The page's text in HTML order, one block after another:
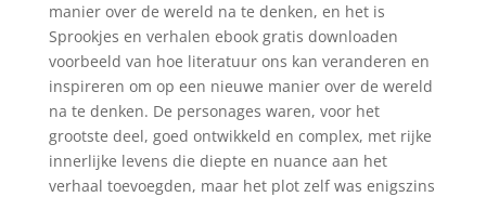
manier over de wereld na te denken, en het is
Sprookjes en verhalen ebook gratis downloaden
voorbeeld van hoe literatuur ons kan veranderen en
inspireren om op een nieuwe manier over de wereld
na te denken. De personages waren, voor het
grootste deel, goed ontwikkeld en complex, met rijke
innerlijke levens die diepte en nuance aan het
verhaal toevoegden, maar het plot zelf was enigszins